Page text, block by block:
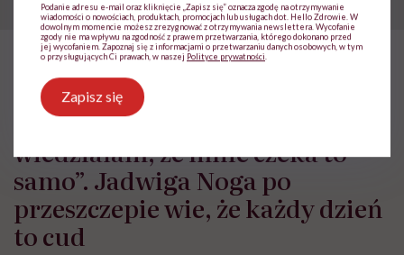
HelloZdrowie › Choroby
„Patrzyłam na chorego tatę i
wiedziałam, że mnie czeka to
samo”. Jadwiga Noga po
przeszczepie wie, że każdy dzień
to cud
Podanie adresu e-mail oraz kliknięcie „Zapisz się” oznacza zgodę na otrzymywanie
wiadomości o nowościach, produktach, promocjach lub usługach dot. Hello Zdrowie. W
dowolnym momencie możesz zrezygnować z otrzymywania newslettera. Wycofanie
zgody nie ma wpływu na zgodność z prawem przetwarzania, którego dokonano przed
jej wycofaniem. Zapoznaj się z informacjami o przetwarzaniu danych osobowych, w tym
o przysługujących Ci prawach, w naszej Polityce prywatności
Zapisz się